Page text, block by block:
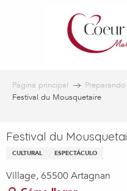
Página principal
Festival du Mousquetaire
Festival du
CULTURAL ESPECTÁCULO
Village, 65500 Artagnan